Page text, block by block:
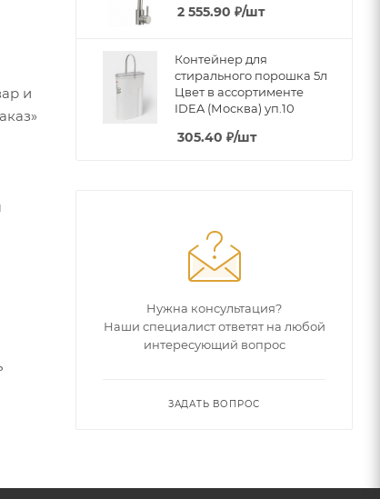
и
2 555.90 ₽/шт
Контейнер для
стирального порошка 5л
Цвет в ассортименте
IDEA (Москва) уп.10
305.40 ₽/шт
Нужна консультация?
Наши специалист ответят на любой
интересующий вопрос
ЗАДАТЬ ВОПРОС